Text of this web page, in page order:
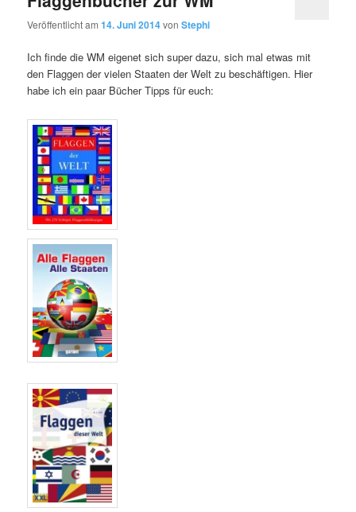
Veröffentlicht am14. Juni 2014vonStephi
Ich finde die WM eigenet sich super dazu, sich mal etwas mit
den Flaggen der vielen Staaten der Welt zu beschäftigen. Hier
habe ich ein paar Bücher Tipps für euch: